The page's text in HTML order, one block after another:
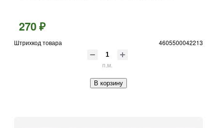
270 ₽
Штрихкод товара 4605500042213
п.м.
В корзину